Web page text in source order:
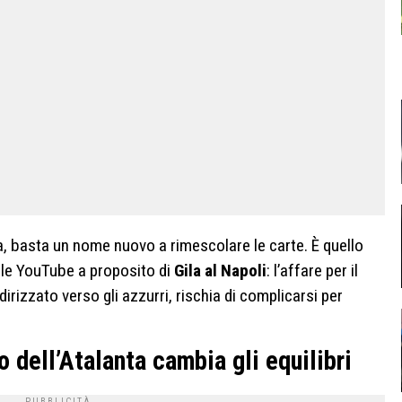
un nome nuovo a rimescolare le carte. È quello
YouTube a proposito di Gila al Napoli: l’affare per il
verso gli azzurri, rischia di complicarsi per
dell’Atalanta cambia gli equilibri